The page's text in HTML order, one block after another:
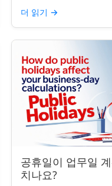
약서, 근무 시간, 휴일
휴일이 준수 문제...
더 읽기 →
공휴일이 업무일
치나요?